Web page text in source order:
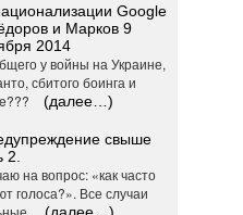
Google
и Марков 9
2014
у войны на Украине,
сбитого боинга и
(далее…)
свыше
2.
на вопрос: «как часто
голоса?». Все случаи